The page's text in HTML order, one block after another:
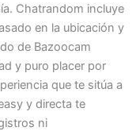
Chatrandom incluye
en la ubicación y
de Bazoocam
y puro placer por
que te sitúa a
y directa te
ni